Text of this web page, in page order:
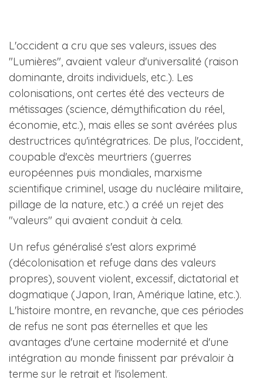
L'occident a cru que ses valeurs, issues des
"Lumières", avaient valeur d'universalité (raison
dominante, droits individuels, etc.). Les
colonisations, ont certes été des vecteurs de
métissages (science, démythification du réel,
économie, etc.), mais elles se sont avérées plus
destructrices qu'intégratrices. De plus, l'occident,
coupable d'excès meurtriers (guerres
européennes puis mondiales, marxisme
scientifique criminel, usage du nucléaire militaire,
pillage de la nature, etc.) a créé un rejet des
"valeurs" qui avaient conduit à cela.
Un refus généralisé s'est alors exprimé
(décolonisation et refuge dans des valeurs
propres), souvent violent, excessif, dictatorial et
dogmatique (Japon, Iran, Amérique latine, etc.).
L'histoire montre, en revanche, que ces périodes
de refus ne sont pas éternelles et que les
avantages d'une certaine modernité et d'une
intégration au monde finissent par prévaloir à
terme sur le retrait et l'isolement.